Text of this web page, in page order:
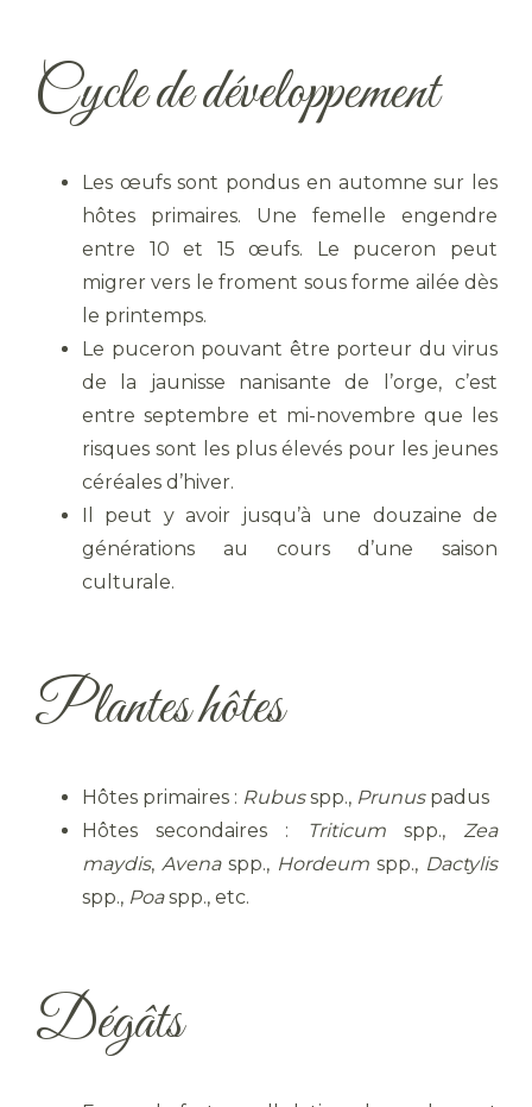
Cycle de développement
Les œufs sont pondus en automne sur les
hôtes primaires. Une femelle engendre
entre 10 et 15 œufs. Le puceron peut
migrer vers le froment sous forme ailée dès
le printemps.
Le puceron pouvant être porteur du virus
de la jaunisse nanisante de l’orge, c’est
entre septembre et mi-novembre que les
risques sont les plus élevés pour les jeunes
céréales d’hiver.
Il peut y avoir jusqu’à une douzaine de
générations au cours d’une saison
culturale.
Plantes hôtes
Hôtes primaires : Rubusspp., Prunus padus
Hôtes secondaires :
Triticum spp.,Zea
maydis, Avena spp., Hordeum spp., Dactylis
spp., Poaspp., etc.
Dégâts